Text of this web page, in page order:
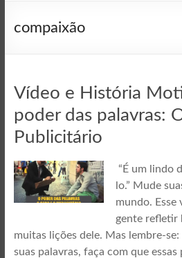
sucesso
compaixão
Vídeo e História
poder das palavras:
Publicitário
“É um lindo
lo.” Mude
mundo. Esse
gente refletir
muitas lições dele. Mas lembre-
suas palavras, faça com que essas